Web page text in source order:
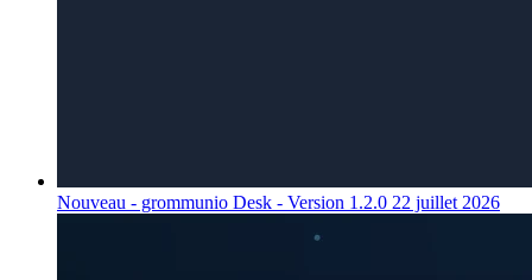
Nouveau - grommunio Desk - Version 1.2.0 22 juillet 2026